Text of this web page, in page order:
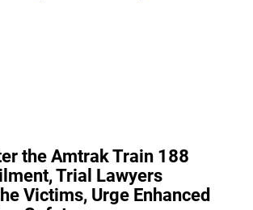
the Amtrak Train 188
Trial Lawyers
Victims, Urge Enhanced